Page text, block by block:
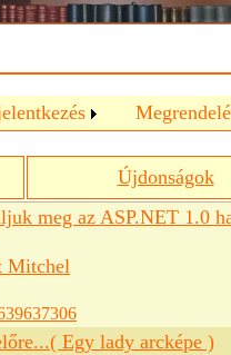
Újdonságok
meg az ASP.NET 1.0
Mitchel
Egy lady arcképe )